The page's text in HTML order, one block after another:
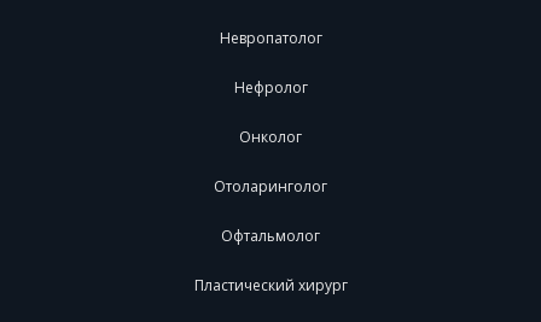
Невропатолог
Нефролог
Онколог
Отоларинголог
Офтальмолог
Пластический хирург